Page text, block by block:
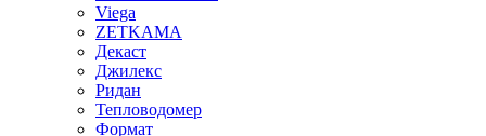
Viega
ZETKAMA
Декаст
Джилекс
Ридан
Тепловодомер
Формат